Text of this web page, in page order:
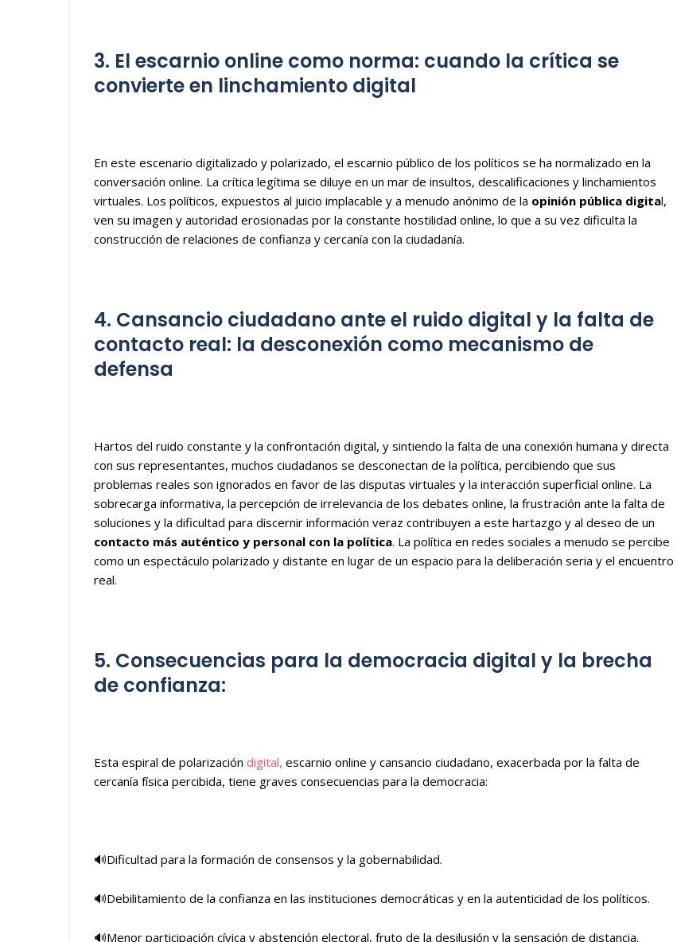
3. El escarnio online como norma: cuando la crítica se
convierte en linchamiento digital
En este escenario digitalizado y polarizado, el escarnio público de los políticos se ha normalizado en la
conversación online. La crítica legítima se diluye en un mar de insultos, descalificaciones y linchamientos
virtuales. Los políticos, expuestos al juicio implacable y a menudo anónimo de la opinión pública digital,
ven su imagen y autoridad erosionadas por la constante hostilidad online, lo que a su vez dificulta la
construcción de relaciones de confianza y cercanía con la ciudadanía.
4. Cansancio ciudadano ante el ruido digital y la falta de
contacto real: la desconexión como mecanismo de
defensa
Hartos del ruido constante y la confrontación digital, y sintiendo la falta de una conexión humana y directa
con sus representantes, muchos ciudadanos se desconectan de la política, percibiendo que sus
problemas reales son ignorados en favor de las disputas virtuales y la interacción superficial online. La
sobrecarga informativa, la percepción de irrelevancia de los debates online, la frustración ante la falta de
soluciones y la dificultad para discernir información veraz contribuyen a este hartazgo y al deseo de un
contacto más auténtico y personal con la política. La política en redes sociales a menudo se percibe
como un espectáculo polarizado y distante en lugar de un espacio para la deliberación seria y el encuentro
real.
5. Consecuencias para la democracia digital y la brecha
de confianza:
Esta espiral de polarización digital, escarnio online y cansancio ciudadano, exacerbada por la falta de
cercanía física percibida, tiene graves consecuencias para la democracia:
🔊Dificultad para la formación de consensos y la gobernabilidad.
🔊Debilitamiento de la confianza en las instituciones democráticas y en la autenticidad de los políticos.
🔊Menor participación cívica y abstención electoral, fruto de la desilusión y la sensación de distancia.